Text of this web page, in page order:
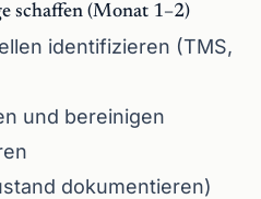
schaffen (Monat 1–2)
identifizieren (TMS,
und bereinigen
dokumentieren)